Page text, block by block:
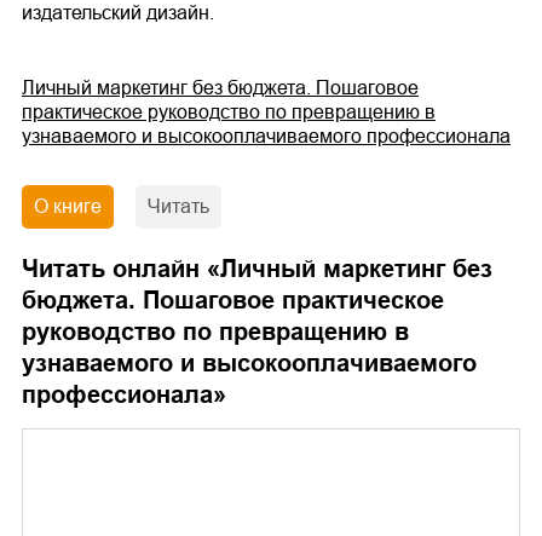
издательский дизайн.
Личный маркетинг без бюджета. Пошаговое
практическое руководство по превращению в
узнаваемого и высокооплачиваемого профессионала
О книге Читать
Читать онлайн «Личный маркетинг без
бюджета. Пошаговое практическое
руководство по превращению в
узнаваемого и высокооплачиваемого
профессионала»